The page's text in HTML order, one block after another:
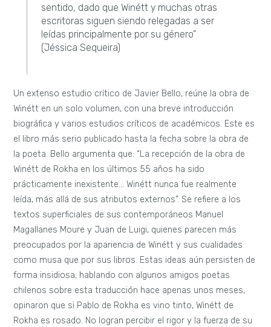
sentido, dado que Winétt y muchas otras
escritoras siguen siendo relegadas a ser
leídas principalmente por su género”
(Jéssica Sequeira)
Un extenso estudio crítico de Javier Bello, reúne la obra de
Winétt en un solo volumen, con una breve introducción
biográfica y varios estudios críticos de académicos. Este es
el libro más serio publicado hasta la fecha sobre la obra de
la poeta. Bello argumenta que: “La recepción de la obra de
Winétt de Rokha en los últimos 55 años ha sido
prácticamente inexistente… Winétt nunca fue realmente
leída, más allá de sus atributos externos”. Se refiere a los
textos superficiales de sus contemporáneos Manuel
Magallanes Moure y Juan de Luigi, quienes parecen más
preocupados por la apariencia de Winétt y sus cualidades
como musa que por sus libros. Estas ideas aún persisten de
forma insidiosa; hablando con algunos amigos poetas
chilenos sobre esta traducción hace apenas unos meses,
opinaron que si Pablo de Rokha es vino tinto, Winétt de
Rokha es rosado. No logran percibir el rigor y la fuerza de su